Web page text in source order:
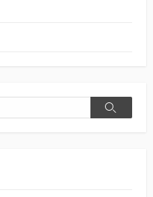
検